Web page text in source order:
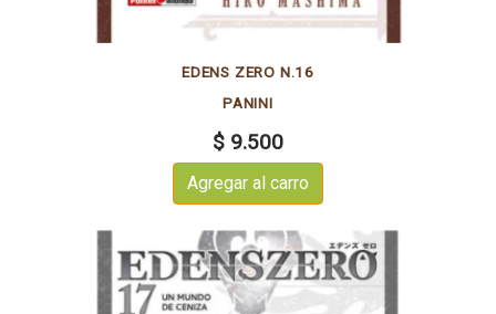
EDENS ZERO N.16
PANINI
$ 9.500
Agregar al carro